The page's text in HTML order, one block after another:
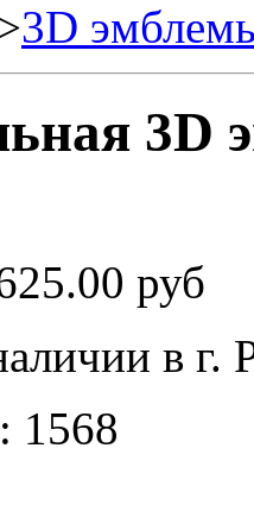
3D
3D
руб
в г.
1568